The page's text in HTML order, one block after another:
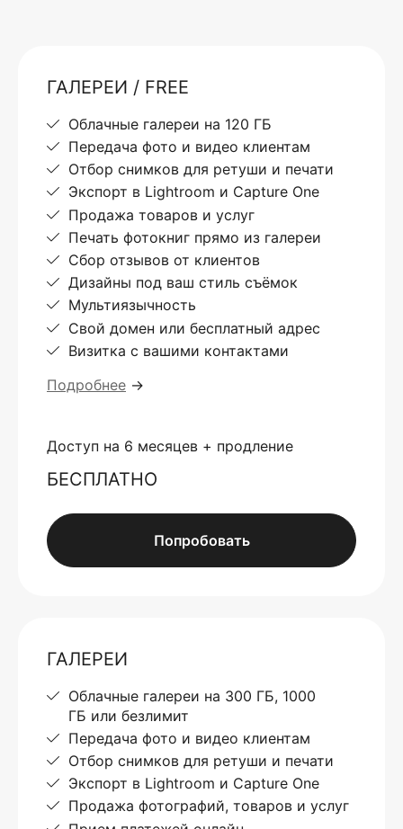
ГАЛЕРЕИ / FREE
Облачные галереи на 120 ГБ
Передача фото и видео клиентам
Отбор снимков для ретуши и печати
Экспорт в Lightroom и Capture One
Продажа товаров и услуг
Печать фотокниг прямо из галереи
Сбор отзывов от клиентов
Дизайны под ваш стиль съёмок
Мультиязычность
Свой домен или бесплатный адрес
Визитка с вашими контактами
Подробнее →
Доступ на 6 месяцев + продление
БЕСПЛАТНО
Попробовать
ГАЛЕРЕИ
Облачные галереи на 300 ГБ, 1000
ГБ или безлимит
Передача фото и видео клиентам
Отбор снимков для ретуши и печати
Экспорт в Lightroom и Capture One
Продажа фотографий, товаров и услуг